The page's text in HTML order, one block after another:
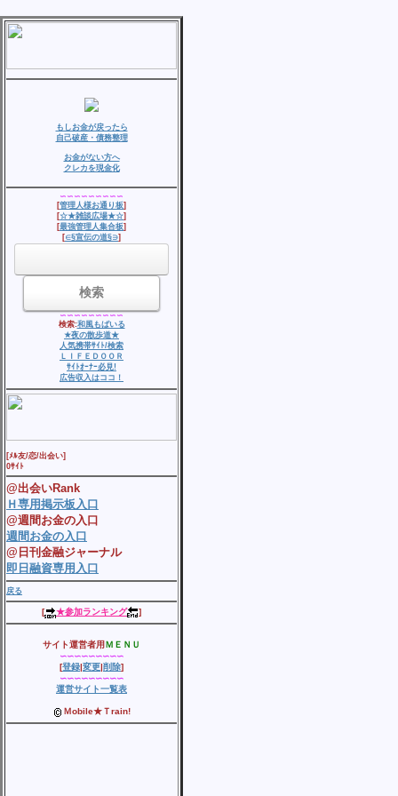
もしお金が戻ったら
自己破産・債務整理
お金がない方へ
クレカを現金化
∽∽∽∽∽∽∽∽∽
[管理人様お通り板]
[☆★雑談広場★☆]
[最強管理人集合板]
[∈§宣伝の道§∋]
∽∽∽∽∽∽∽∽∽
検索:和風もばいる
★夜の散歩道★
人気携帯ｻｲﾄ/検索
ＬＩＦＥＤＯＯＲ
ｻｲﾄｵｰﾅｰ必見!
広告収入はココ！
[ﾒﾙ友/恋/出会い]
0ｻｲﾄ
@出会いRank
Ｈ専用掲示板入口
@週間お金の入口
週間お金の入口
@日刊金融ジャーナル
即日融資専用入口
戻る
[ ★参加ランキング ]
サイト運営者用ＭＥＮＵ
∽∽∽∽∽∽∽∽∽
[登録|変更|削除]
∽∽∽∽∽∽∽∽∽
運営サイト一覧表
Ｍobile★Ｔrain!